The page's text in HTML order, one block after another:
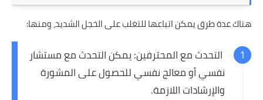
هناك عدة طرق يمكن اتباعها للتغلب على الخجل الشديد، ومنها:
التحدث مع المحترفين: يمكن التحدث مع مستشار
نفسي أو معالج نفسي للحصول على المشورة
والإرشادات اللازمة.